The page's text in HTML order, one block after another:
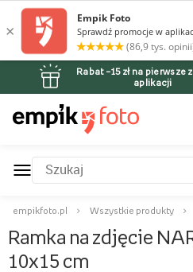
Rabat –15 zł na pierwsze
aplikacji
empikfoto.pl Wszystkie produkty
Ramka na zdjęcie
10x15 cm